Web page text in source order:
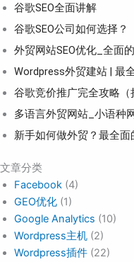
谷歌SEO全面讲解
谷歌SEO公司如何选择？
外贸网站SEO优化_全面
Wordpress外贸建站 | 最
谷歌竞价推广完全攻略（
多语言外贸网站_小语种
新手如何做外贸？最全
文章分类
Facebook (4)
GEO优化 (1)
Google Analytics (10)
Wordpress主机 (2)
Wordpress插件 (22)